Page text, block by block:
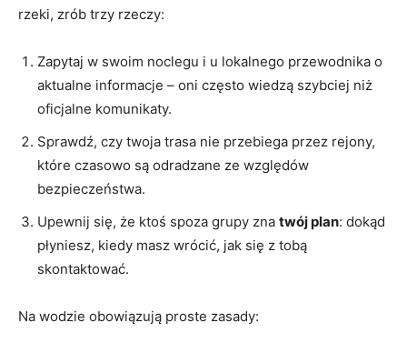
rzeki, zrób trzy rzeczy:
Zapytaj w swoim noclegu i u lokalnego przewodnika o
aktualne informacje – oni często wiedzą szybciej niż
oficjalne komunikaty.
Sprawdź, czy twoja trasa nie przebiega przez rejony,
które czasowo są odradzane ze względów
bezpieczeństwa.
Upewnij się, że ktoś spoza grupy zna twój plan: dokąd
płyniesz, kiedy masz wrócić, jak się z tobą
skontaktować.
Na wodzie obowiązują proste zasady: